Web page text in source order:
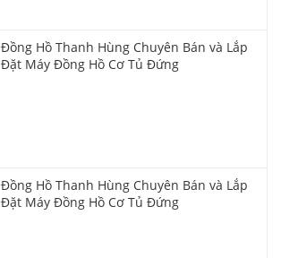
Đồng Hồ Thanh Hùng Chuyên Bán và Lắp
Đặt Máy Đồng Hồ Cơ Tủ Đứng
Đồng Hồ Thanh Hùng Chuyên Bán và Lắp
Đặt Máy Đồng Hồ Cơ Tủ Đứng